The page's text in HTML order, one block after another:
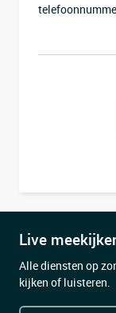
Live
Alle diensten op
kijken of luisteren.